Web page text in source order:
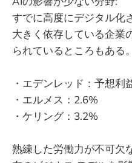
すでに高度にデジタル化
大きく依存している企業
られているところもある。
・エデンレッド：予想利
・エルメス：2.6%
・ケリング：3.2%
熟練した労働力が不可欠